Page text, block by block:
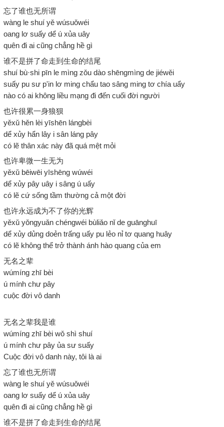
忘了谁也无所谓
wàng le shuí yě wúsuǒwéi
oang lơ suấy dể ú xủa uây
quên đi ai cũng chẳng hề gì
谁不是拼了命走到生命的结尾
shuí bù·shi pīn le mìng zǒu dào shēngmìng de jiéwěi
suấy pu sư p'in lơ ming chẩu tao sâng ming tơ chía uẩy
nào có ai không liều mạng đi đến cuối đời người
也许很累一身狼狈
yěxǔ hěn lèi yīshēn lángbèi
dể xủy hẩn lây i sân láng pây
có lẽ thân xác này đã quá mệt mỏi
也许卑微一生无为
yěxǔ bēiwēi yīshēng wúwéi
dể xủy pây uây i sâng ú uấy
có lẽ cứ sống tầm thường cả một đời
也许永远成为不了你的光辉
yěxǔ yǒngyuǎn chéngwéi bùliǎo nǐ de guānghuī
dể xủy dủng doẻn trấng uấy pu lẻo nỉ tơ quang huây
có lẽ không thể trở thành ánh hào quang của em
无名之辈
wúmíng zhī bèi
ú mính chư pây
cuộc đời vô danh
无名之辈我是谁
wúmíng zhī bèi wǒ shì shuí
ú mính chư pây ủa sư suấy
Cuộc đời vô danh này, tôi là ai
忘了谁也无所谓
wàng le shuí yě wúsuǒwéi
oang lơ suấy dể ú xủa uây
quên đi ai cũng chẳng hề gì
谁不是拼了命走到生命的结尾